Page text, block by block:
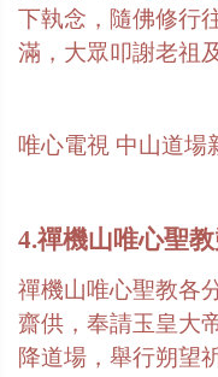
下執念，隨佛修行
滿，大眾叩謝老祖
唯心電視 中山道場
4.禪機山唯心聖
禪機山唯心聖教各
齋供，奉請玉皇大
降道場，舉行朔望